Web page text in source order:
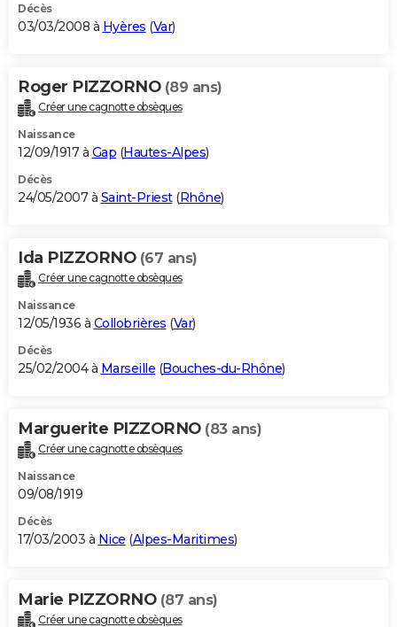
Décès
03/03/2008 à Hyères (Var)
Roger PIZZORNO (89 ans)
Créer une cagnotte obsèques
Naissance
12/09/1917 à Gap (Hautes-Alpes)
Décès
24/05/2007 à Saint-Priest(Rhône)
Ida PIZZORNO (67 ans)
Créer une cagnotte obsèques
Naissance
12/05/1936 à Collobrières (Var)
Décès
25/02/2004 à Marseille (Bouches-du-Rhône)
Marguerite PIZZORNO (83 ans)
Créer une cagnotte obsèques
Naissance
09/08/1919
Décès
17/03/2003 à Nice (Alpes-Maritimes)
Marie PIZZORNO (87 ans)
Créer une cagnotte obsèques